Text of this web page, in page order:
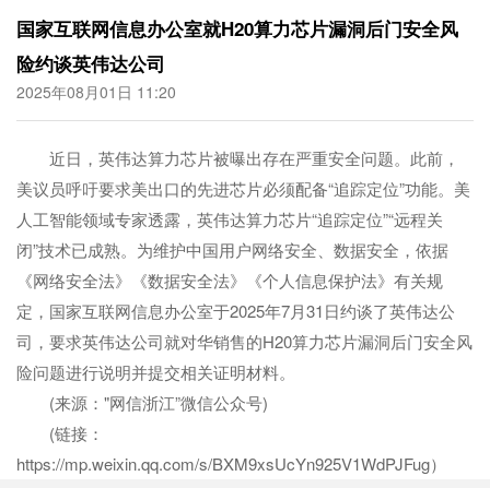
国家互联网信息办公室就H20算力芯片漏洞后门安全风
险约谈英伟达公司
2025年08月01日 11:20
近日，英伟达算力芯片被曝出存在严重安全问题。此前，
美议员呼吁要求美出口的先进芯片必须配备“追踪定位”功能。美
人工智能领域专家透露，英伟达算力芯片“追踪定位”“远程关
闭”技术已成熟。为维护中国用户网络安全、数据安全，依据
《网络安全法》《数据安全法》《个人信息保护法》有关规
定，国家互联网信息办公室于2025年7月31日约谈了英伟达公
司，要求英伟达公司就对华销售的H20算力芯片漏洞后门安全风
险问题进行说明并提交相关证明材料。
(来源："网信浙江”微信公众号)
(链接：
https://mp.weixin.qq.com/s/BXM9xsUcYn925V1WdPJFug）